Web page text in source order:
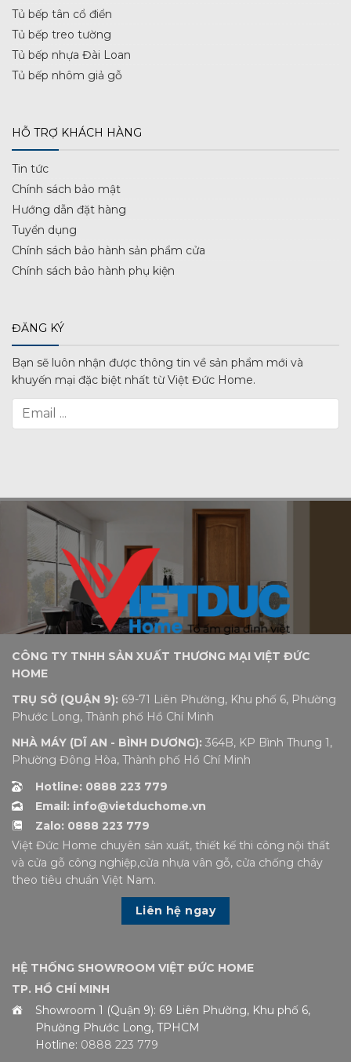
Tủ bếp tân cổ điển
Tủ bếp treo tường
Tủ bếp nhựa Đài Loan
Tủ bếp nhôm giả gỗ
HỖ TRỢ KHÁCH HÀNG
Tin tức
Chính sách bảo mật
Hướng dẫn đặt hàng
Tuyển dụng
Chính sách bảo hành sản phẩm cửa
Chính sách bảo hành phụ kiện
ĐĂNG KÝ
Bạn sẽ luôn nhận được thông tin về sản phẩm mới và
khuyến mại đặc biệt nhất từ Việt Đức Home.
CÔNG TY TNHH SẢN XUẤT THƯƠNG MẠI VIỆT ĐỨC
HOME
TRỤ SỞ (QUẬN 9): 69-71 Liên Phường, Khu phố 6, Phường
Phước Long, Thành phố Hồ Chí Minh
NHÀ MÁY (DĨ AN - BÌNH DƯƠNG): 364B, KP Bình Thung 1,
Phường Đông Hòa, Thành phố Hồ Chí Minh
Hotline: 0888 223 779
Email: info@vietduchome.vn
Zalo: 0888 223 779
Việt Đức Home chuyên sản xuất, thiết kế thi công nội thất
và cửa gỗ công nghiệp,cửa nhựa vân gỗ, cửa chống cháy
theo tiêu chuẩn Việt Nam.
Liên hệ ngay
HỆ THỐNG SHOWROOM VIỆT ĐỨC HOME
TP. HỒ CHÍ MINH
Showroom 1 (Quận 9): 69 Liên Phường, Khu phố 6,
Phường Phước Long, TPHCM
Hotline: 0888 223 779